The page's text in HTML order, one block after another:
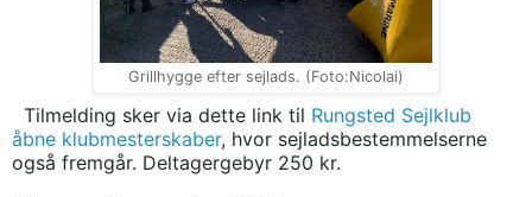
Grillhygge efter sejlads. (Foto:Nicolai)
Tilmelding sker via dette link til Rungsted Sejlklub
åbne klubmesterskaber, hvor sejladsbestemmelserne
også fremgår. Deltagergebyr 250 kr.